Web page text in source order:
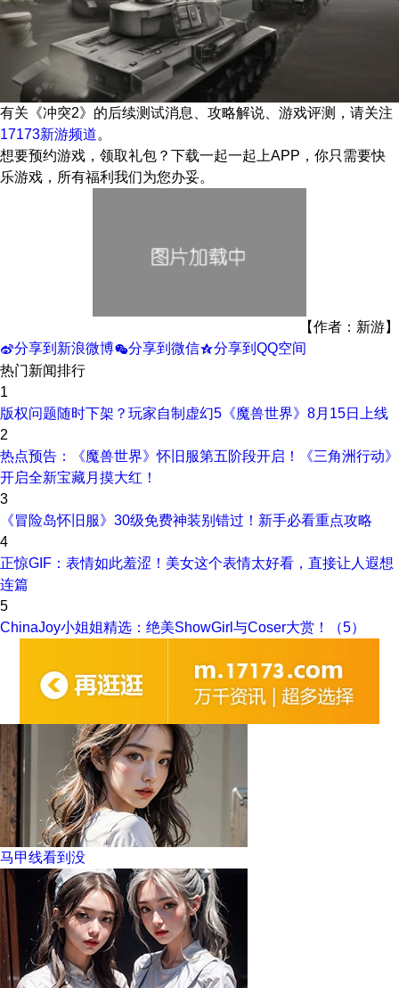
有关 《冲突2》 的后续测试消息、攻略解说、游戏评测，请关注
17173新游频道。
想要预约游戏，领取礼包？下载一起一起上APP，你只需要快
乐游戏，所有福利我们为您办妥。
【作者：新游】
t分享到新浪微博w分享到微信z分享到QQ空间
热门新闻排行
1
版权问题随时下架？玩家自制虚幻5《魔兽世界》8月15日上线
2
热点预告：《魔兽世界》怀旧服第五阶段开启！《三角洲行动》
开启全新宝藏月摸大红！
3
《冒险岛怀旧服》30级免费神装别错过！新手必看重点攻略
4
正惊GIF：表情如此羞涩！美女这个表情太好看，直接让人遐想
连篇
5
ChinaJoy小姐姐精选：绝美ShowGirl与Coser大赏！（5）
马甲线看到没